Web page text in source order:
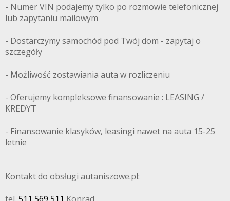
- Numer VIN podajemy tylko po rozmowie telefonicznej
lub zapytaniu mailowym
- Dostarczymy samochód pod Twój dom - zapytaj o
szczegóły
- Możliwość zostawiania auta w rozliczeniu
- Oferujemy kompleksowe finansowanie : LEASING /
KREDYT
- Finansowanie klasyków, leasingi nawet na auta 15-25
letnie
Kontakt do obsługi autaniszowe.pl: